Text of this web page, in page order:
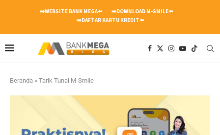
➡️WEBSITE BANK MEGA⬅️
➡️DOWNLOAD M-SMILE⬅️
➡️DAFTAR KARTU KREDIT⬅️
Beranda » Tarik Tunai M-Smile